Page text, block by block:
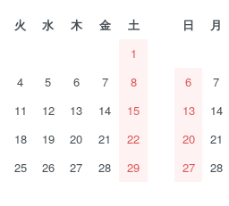
火 水 木 金
土
1
4 5 6 7
8
11 12 13 14
15
18 19 20 21
22
25 26 27 28
29
日 月
6
7
13
14
20
21
27
28